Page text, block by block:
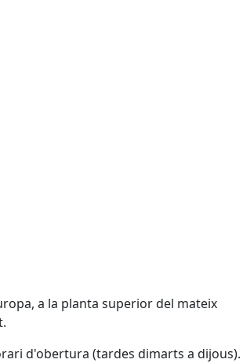
a la planta superior del mateix
d'obertura (tardes dimarts a dijous).